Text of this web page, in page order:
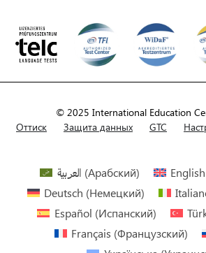
© 2025 International Education
Оттиск
Защита данных GTC
العربية (Арабский) English
Deutsch (Немецкий)
Español (Испанский)
Français (Французский)